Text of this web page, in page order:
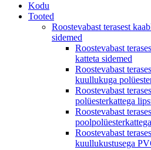
Kodu
Tooted
Roostevabast terasest
sidemed
Roostevabast
katteta sidemed
Roostevabast
kuullukuga
Roostevabast
polüesterkattega
Roostevabast
Roostevabast
kuullukustusega